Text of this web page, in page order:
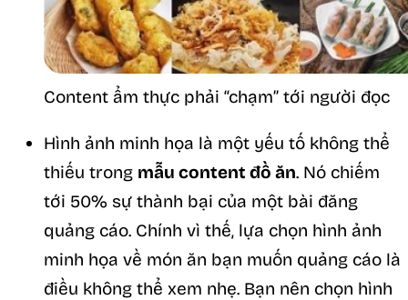
Content ẩm thực phải “chạm” tới người đọc
Hình ảnh minh họa là một yếu tố không thể
thiếu trong mẫu content đồ ăn. Nó chiếm
tới 50% sự thành bại của một bài đăng
quảng cáo. Chính vì thế, lựa chọn hình ảnh
minh họa về món ăn bạn muốn quảng cáo là
điều không thể xem nhẹ. Bạn nên chọn hình